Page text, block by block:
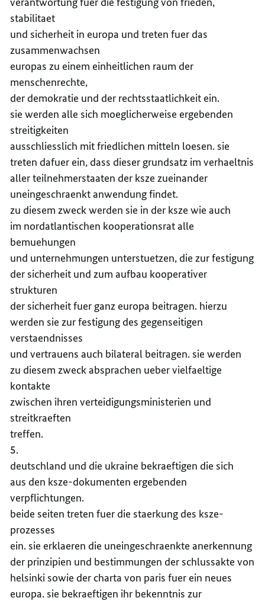
stabilitaet
und sicherheit in europa und treten fuer das
zusammenwachsen
europas zu einem einheitlichen raum der
menschenrechte,
der demokratie und der rechtsstaatlichkeit ein.
sie werden alle sich moeglicherweise ergebenden
streitigkeiten
ausschliesslich mit friedlichen mitteln loesen. sie
treten dafuer ein, dass dieser grundsatz im verhaeltnis
aller teilnehmerstaaten der ksze zueinander
uneingeschraenkt anwendung findet.
zu diesem zweck werden sie in der ksze wie auch
im nordatlantischen kooperationsrat alle
bemuehungen
und unternehmungen unterstuetzen, die zur festigung
der sicherheit und zum aufbau kooperativer
strukturen
der sicherheit fuer ganz europa beitragen. hierzu
werden sie zur festigung des gegenseitigen
verstaendnisses
und vertrauens auch bilateral beitragen. sie werden
zu diesem zweck absprachen ueber vielfaeltige
kontakte
zwischen ihren verteidigungsministerien und
streitkraeften
treffen.
5.
deutschland und die ukraine bekraeftigen die sich
aus den ksze-dokumenten ergebenden
verpflichtungen.
beide seiten treten fuer die staerkung des ksze-
prozesses
ein. sie erklaeren die uneingeschraenkte anerkennung
der prinzipien und bestimmungen der schlussakte von
helsinki sowie der charta von paris fuer ein neues
europa. sie bekraeftigen ihr bekenntnis zur